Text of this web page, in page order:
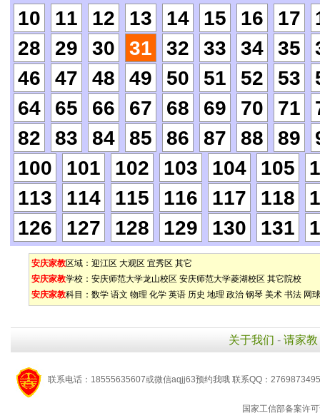
10
11 12 13 14 15 16 17
28
29 30 31 32 33 34 35
46
47 48 49 50 51 52 53
64
65 66 67 68 69 70 71
82
83 84 85 86 87 88 89
100
101 102 103 104 105
113
114 115 116 117 118
126
127 128 129 130 131
安庆家教区域： 迎江区 大观区 宜秀区 其它
安庆家教学校： 安庆师范大学龙山校区 安庆师范大学菱湖校区 其它院校
安庆家教科目： 数学 语文 物理 化学 英语 历史 地理 政治 钢琴 美术 书法 网球
关于我们 - 请家教
联系电话：18555635607或微信aqjj63预约我哦 联系QQ：
国家工信部备案许